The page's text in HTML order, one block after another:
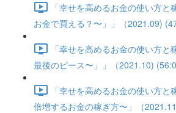
「幸せを高めるお金の使い方
お金で買える？〜」」（2021.09)
「幸せを高めるお金の使い方
最後のピース〜」」（2021.10)
「幸せを高めるお金の使い方
倍増するお金の稼ぎ方〜」（